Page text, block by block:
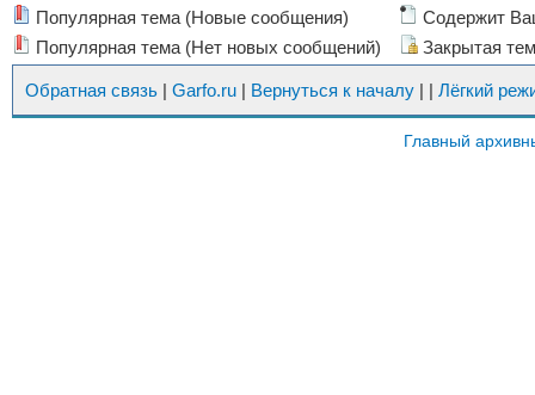
Популярная тема (Новые сообщения)
Популярная тема (Нет новых сообщений)
Содержит
Закрытая
Обратная связь | Garfo.ru | Вернуться к началу | | Лёгкий
Главный